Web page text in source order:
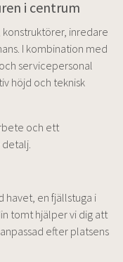
i centrum
konstruktörer, inredare
I kombination med
servicepersonal
höjd och teknisk
och ett
detalj.
havet, en fjällstuga i
tomt hjälper vi dig att
efter platsens